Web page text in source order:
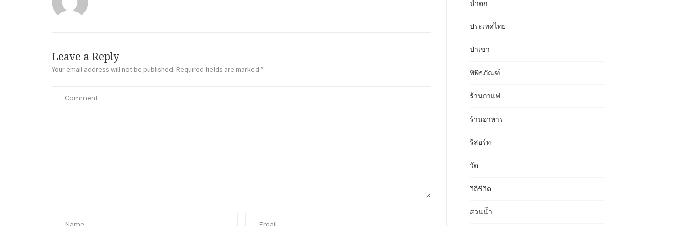
Leave a Reply
Your email address will not be published. Required fields are marked *
น้ำตก
ประเทศไทย
ป่าเขา
พิพิธภัณฑ์
ร้านกาแฟ
ร้านอาหาร
รีสอร์ท
วัด
วิถีชีวิต
สวนน้ำ